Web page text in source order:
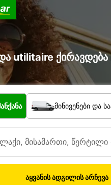
utilitaire ქირავდება
ავტომობილი?
მინივენები და
აყვანის ადგილის არჩევა